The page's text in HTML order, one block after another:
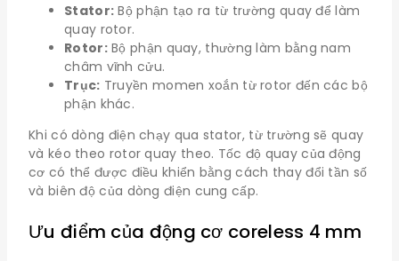
Stator: Bộ phận tạo ra từ trường quay để làm
quay rotor.
Rotor:Bộ phận quay, thường làm bằng nam
châm vĩnh cửu.
Trục: Truyền momen xoắn từ rotor đến các bộ
phận khác.
Khi có dòng điện chạy qua stator, từ trường sẽ quay
và kéo theo rotor quay theo. Tốc độ quay của động
cơ có thể được điều khiển bằng cách thay đổi tần số
và biên độ của dòng điện cung cấp.
Ưu điểm của động cơ coreless 4 mm